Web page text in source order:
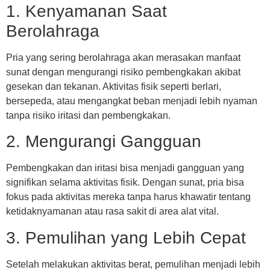
1. Kenyamanan Saat
Berolahraga
Pria yang sering berolahraga akan merasakan manfaat
sunat dengan mengurangi risiko pembengkakan akibat
gesekan dan tekanan. Aktivitas fisik seperti berlari,
bersepeda, atau mengangkat beban menjadi lebih nyaman
tanpa risiko iritasi dan pembengkakan.
2. Mengurangi Gangguan
Pembengkakan dan iritasi bisa menjadi gangguan yang
signifikan selama aktivitas fisik. Dengan sunat, pria bisa
fokus pada aktivitas mereka tanpa harus khawatir tentang
ketidaknyamanan atau rasa sakit di area alat vital.
3. Pemulihan yang Lebih Cepat
Setelah melakukan aktivitas berat, pemulihan menjadi lebih